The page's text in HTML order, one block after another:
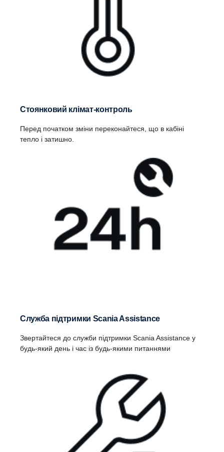
Стоянковий клімат-контроль
Перед початком зміни переконайтеся, що в кабіні
тепло і затишно.
Служба підтримки Scania Assistance
Звертайтеся до служби підтримки Scania Assistance у
будь-який день і час із будь-якими питаннями